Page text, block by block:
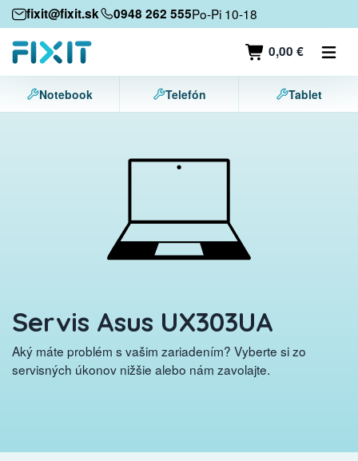
fixit@fixit.sk 0948 262 555Po-Pi 10-18
0,00 €
Mobilné zariadenia
Mobilné telefóny
Tablety
Notebook Telefón Tablet
Servis Asus UX303UA
Aký máte problém s vašim zariadením? Vyberte si zo
servisných úkonov nižšie alebo nám zavolajte.